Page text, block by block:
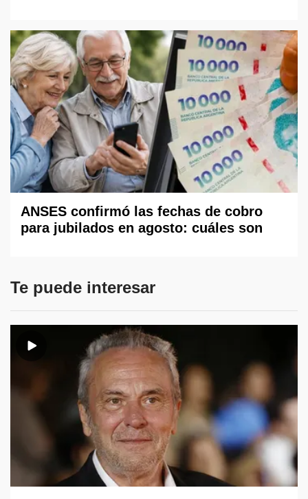
ANSES confirmó las fechas de cobro
para jubilados en agosto: cuáles son
Te puede interesar